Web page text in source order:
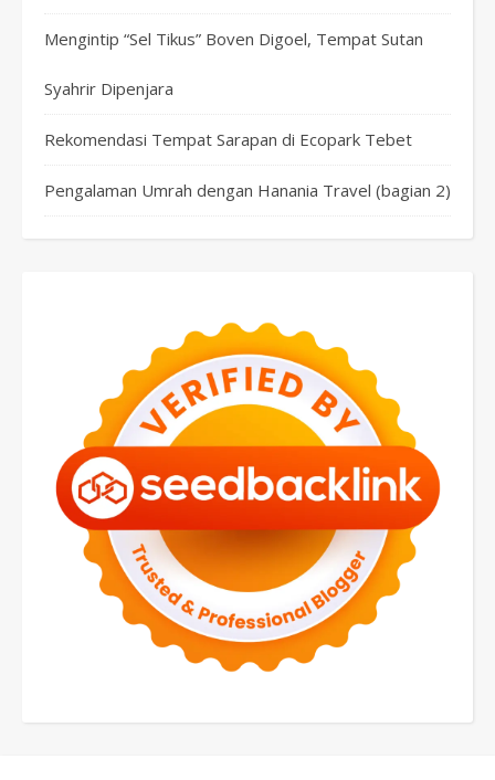
Mengintip “Sel Tikus” Boven Digoel, Tempat Sutan
Syahrir Dipenjara
Rekomendasi Tempat Sarapan di Ecopark Tebet
Pengalaman Umrah dengan Hanania Travel (bagian 2)